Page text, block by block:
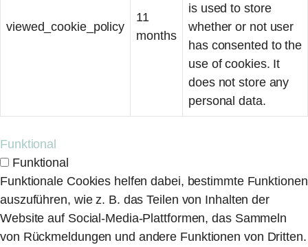
viewed_cookie_policy
11
months
is used to store
whether or not user
has consented to the
use of cookies. It
does not store any
personal data.
Funktional
Funktional
Funktionale Cookies helfen dabei, bestimmte Funktionen
auszuführen, wie z. B. das Teilen von Inhalten der
Website auf Social-Media-Plattformen, das Sammeln
von Rückmeldungen und andere Funktionen von Dritten.